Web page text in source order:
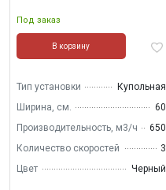
Под заказ
В корзину
Тип установки
Купольная
Ширина, см.
60
Производительность, м3/ч
650
Количество скоростей
3
Цвет
Черный